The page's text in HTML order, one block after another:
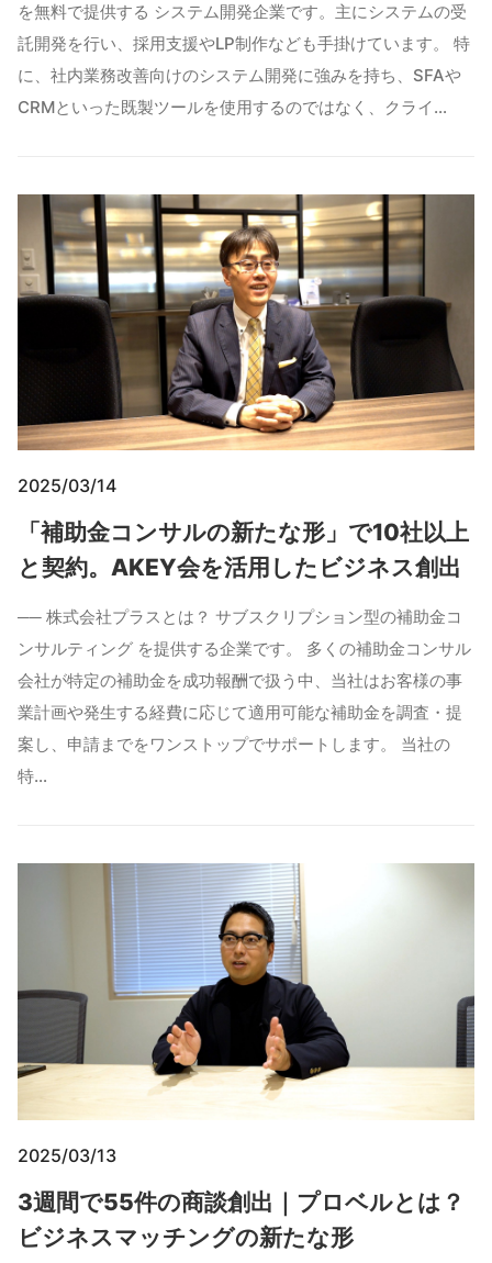
を無料で提供する システム開発企業です。主にシステムの受
託開発を行い、採用支援やLP制作なども手掛けています。 特
に、社内業務改善向けのシステム開発に強みを持ち、SFAや
CRMといった既製ツールを使用するのではなく、クライ…
2025/03/14
「補助金コンサルの新たな形」で10社以上
と契約。AKEY会を活用したビジネス創出
── 株式会社プラスとは？ サブスクリプション型の補助金コ
ンサルティング を提供する企業です。 多くの補助金コンサル
会社が特定の補助金を成功報酬で扱う中、当社はお客様の事
業計画や発生する経費に応じて適用可能な補助金を調査・提
案し、申請までをワンストップでサポートします。 当社の
特…
2025/03/13
3週間で55件の商談創出｜プロベルとは？
ビジネスマッチングの新たな形